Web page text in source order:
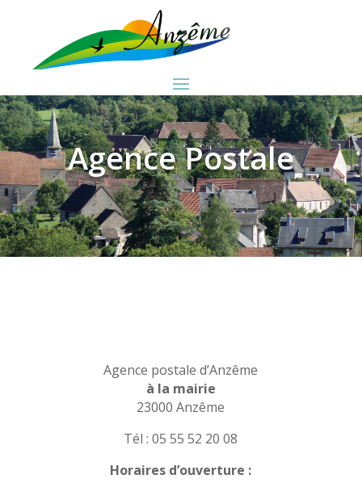
Agence Postale
Agence postale d’Anzême
à la mairie
23000 Anzême
Tél :05 55 52 20 08
Horaires d’ouverture :